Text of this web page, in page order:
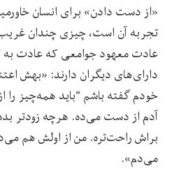
«از دست دادن» برای انسان
تجربه آن است، چیزی چندان
عادت معهود جوامعی که عادت به
دارای‌های دیگران دارند: «بهش
خودم گفته باشم “باید همه‌چیز را
آدم از دست می‌ده. هرچه زودتر
براش راحت‌تره. من از اولش هم
می‌دم».